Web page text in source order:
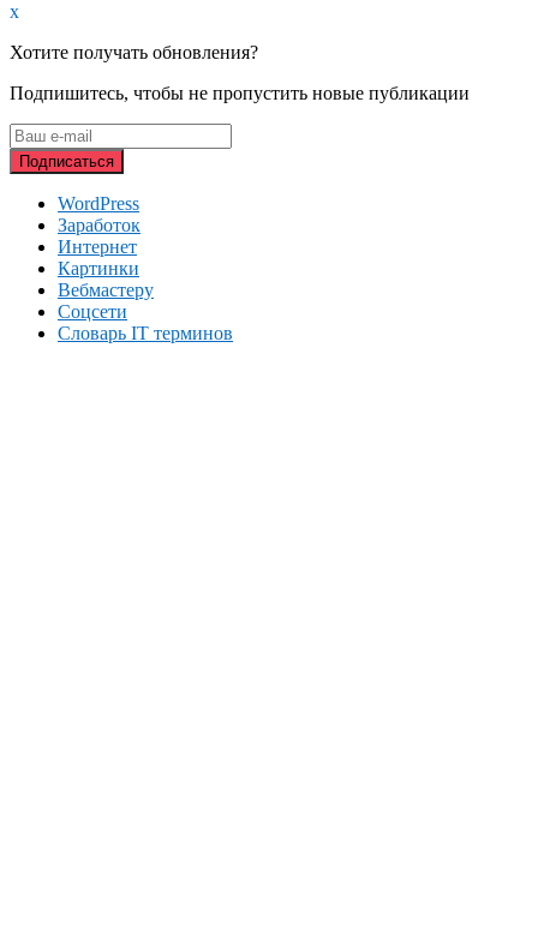
x
Хотите получать обновления?
Подпишитесь, чтобы не пропустить новые публикации
WordPress
Заработок
Интернет
Картинки
Вебмастеру
Соцсети
Словарь IT терминов